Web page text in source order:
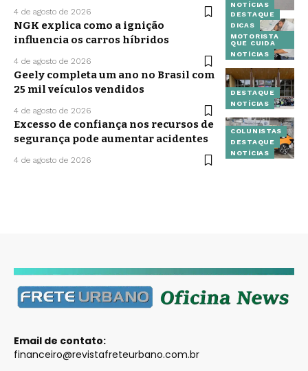
NOTÍCIAS
4 de agosto de 2026
DESTAQUE
DICAS
MOTORISTA
QUE CUIDA
NOTÍCIAS
NGK explica como a ignição
influencia os carros híbridos
4 de agosto de 2026
DESTAQUE
NOTÍCIAS
Geely completa um ano no Brasil com
25 mil veículos vendidos
4 de agosto de 2026
COLUNISTAS
DESTAQUE
NOTÍCIAS
Excesso de confiança nos recursos de
segurança pode aumentar acidentes
4 de agosto de 2026
Email de contato:
financeiro@revistafreteurbano.com.br